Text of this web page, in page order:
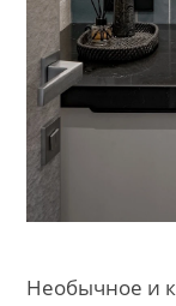
Необычное и